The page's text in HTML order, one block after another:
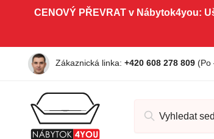
CENOVÝ PŘEVRAT v Nábytok4you:
Zákaznická linka: +420 608 278 809 (Po